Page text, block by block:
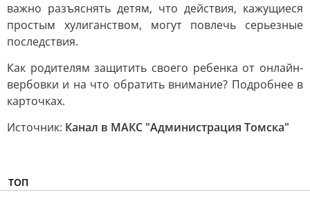
важно разъяснять детям, что действия, кажущиеся
простым хулиганством, могут повлечь серьезные
последствия.
Как родителям защитить своего ребенка от онлайн-
вербовки и на что обратить внимание? Подробнее в
карточках.
Источник: Канал в МАКС "Администрация Томска"
ТОП